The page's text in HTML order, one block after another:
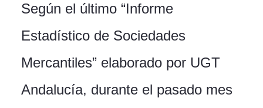
Según el último “Informe
Estadístico de Sociedades
Mercantiles” elaborado por UGT
Andalucía, durante el pasado mes